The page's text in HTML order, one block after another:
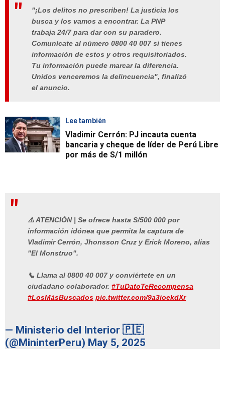
"¡Los delitos no prescriben! La justicia los
busca y los vamos a encontrar. La PNP
trabaja 24/7 para dar con su paradero.
Comunícate al número 0800 40 007 si tienes
información de estos y otros requisitoriados.
Tu información puede marcar la diferencia.
Unidos venceremos la delincuencia", finalizó
el anuncio.
Lee también
Vladimir Cerrón: PJ incauta cuenta
bancaria y cheque de líder de Perú Libre
por más de S/1 millón
⚠️ ATENCIÓN | Se ofrece hasta S/500 000 por
información idónea que permita la captura de
Vladimir Cerrón, Jhonsson Cruz y Erick Moreno, alias
"El Monstruo".
📞 Llama al 0800 40 007 y conviértete en un
ciudadano colaborador. #TuDatoTeRecompensa
#LosMásBuscados pic.twitter.com/9a3ioekdXr
— Ministerio del Interior 🇵🇪
(@MininterPeru) May 5, 2025